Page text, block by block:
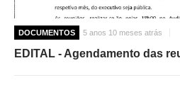
DOCUMENTOS 5 anos 10 meses atrás
EDITAL - Agendamento das